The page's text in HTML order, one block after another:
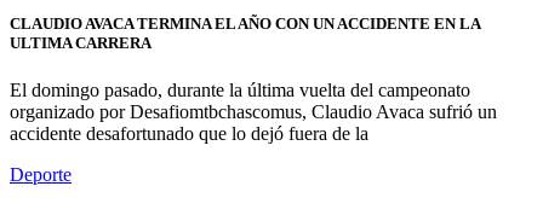
CLAUDIO AVACA TERMINA EL AÑO CON UN ACCIDENTE EN LA
ULTIMA CARRERA
El domingo pasado, durante la última vuelta del campeonato
organizado por Desafiomtbchascomus, Claudio Avaca sufrió un
accidente desafortunado que lo dejó fuera de la
Deporte